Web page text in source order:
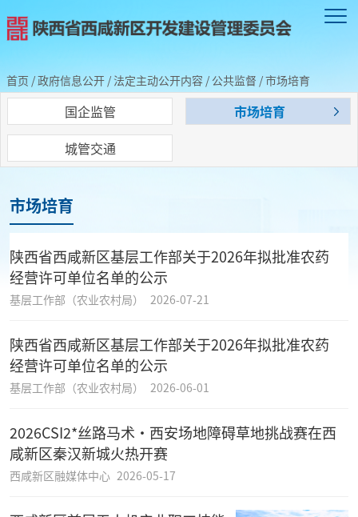
首页 /政府信息公开 / 法定主动公开内容 / 公共监督 /市场培育
国企监管
市场培育
城管交通
市场培育
陕西省西咸新区基层工作部关于2026年拟批准农药
经营许可单位名单的公示
基层工作部（农业农村局） 2026-07-21
陕西省西咸新区基层工作部关于2026年拟批准农药
经营许可单位名单的公示
基层工作部（农业农村局） 2026-06-01
2026CSI2*丝路马术·西安场地障碍草地挑战赛在西
咸新区秦汉新城火热开赛
西咸新区融媒体中心 2026-05-17